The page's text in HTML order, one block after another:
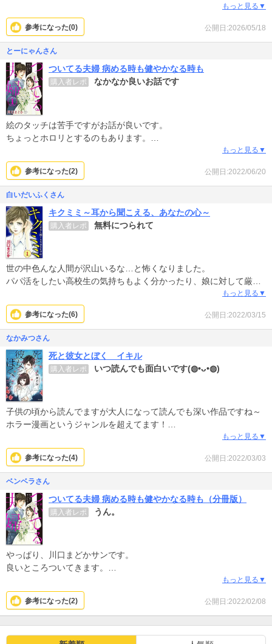
購入していますが、中でも「やさしい悪魔」は本当名作！！この作
品の全てが大好きです。出会えて感謝！
もっと見る▼
公開日:2026/05/18
参考になった(0)
とーにゃんさん
ついてる夫婦 病める時も健やかなる時も
購入者レポ なかなか良いお話です
絵のタッチは苦手ですがお話が良いです。
ちょっとホロリとするのもあります。
もっと見る▼
公開日:2022/06/20
参考になった(2)
白いだいふくさん
キクミミ～耳から聞こえる、あなたの心～
購入者レポ 無料につられて
世の中色んな人間が沢山いるな…と怖くなりました。
パパ活をしたい高校生の気持ちもよく分かったり、娘に対して厳し
い主人公が自分のように見えてしまい、厳し過ぎるのもよくないな
と胸が痛くなりました。
もっと見る▼
公開日:2022/03/15
参考になった(6)
なかみつさん
死と彼女とぼく イキル
購入者レポ いつ読んでも面白いです(◍•ᴗ•◍)
子供の頃から読んでますが大人になって読んでも深い作品ですね～
ホラー漫画というジャンルを超えてます！
もっと見る▼
公開日:2022/03/03
参考になった(4)
ベンベラさん
ついてる夫婦 病める時も健やかなる時も（分冊版）
購入者レポ うん。
やっぱり、川口まどかサンです。
良いところついてきます。
もっと見る▼
公開日:2022/02/08
参考になった(2)